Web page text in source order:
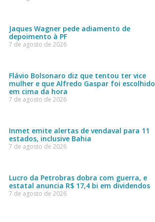
Jaques Wagner pede adiamento de
depoimento à PF
7 de agosto de 2026
Flávio Bolsonaro diz que tentou ter vice
mulher e que Alfredo Gaspar foi escolhido
em cima da hora
7 de agosto de 2026
Inmet emite alertas de vendaval para 11
estados, inclusive Bahia
7 de agosto de 2026
Lucro da Petrobras dobra com guerra, e
estatal anuncia R$ 17,4 bi em dividendos
7 de agosto de 2026